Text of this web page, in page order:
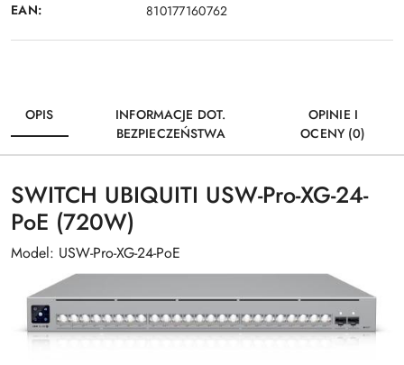
EAN: 810177160762
OPIS
INFORMACJE DOT.
BEZPIECZEŃSTWA
OPINIE I
OCENY (0)
SWITCH UBIQUITI USW-Pro-XG-24-
PoE (720W)
Model: USW-Pro-XG-24-PoE